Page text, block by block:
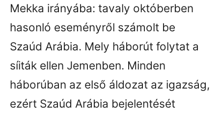
Mekka irányába: tavaly októberben
hasonló eseményről számolt be
Szaúd Arábia. Mely háborút folytat a
síiták ellen Jemenben. Minden
háborúban az első áldozat az igazság,
ezért Szaúd Arábia bejelentését